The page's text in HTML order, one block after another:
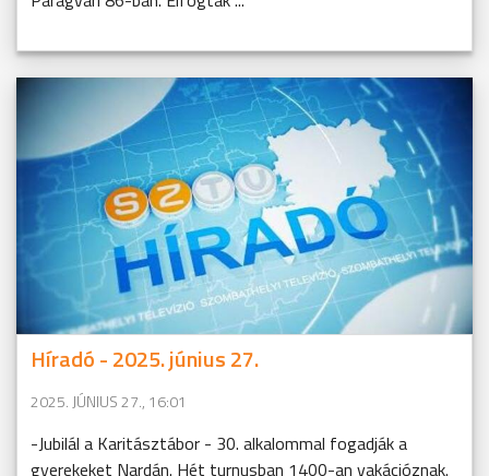
Híradó - 2025. június 27.
2025. JÚNIUS 27., 16:01
-Jubilál a Karitásztábor - 30. alkalommal fogadják a
gyerekeket Nardán. Hét turnusban 1400-an vakációznak.